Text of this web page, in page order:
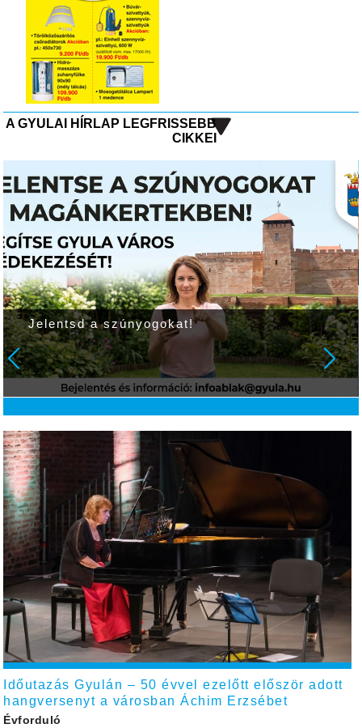
A GYULAI HÍRLAP LEGFRISSEBB
CIKKEI
Jelentsd a szúnyogokat!
Időutazás Gyulán – 50 évvel ezelőtt először adott
hangversenyt a városban Áchim Erzsébet
Évforduló